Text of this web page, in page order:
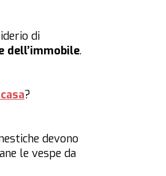
di
dell’immobile.
?
devono
le vespe da